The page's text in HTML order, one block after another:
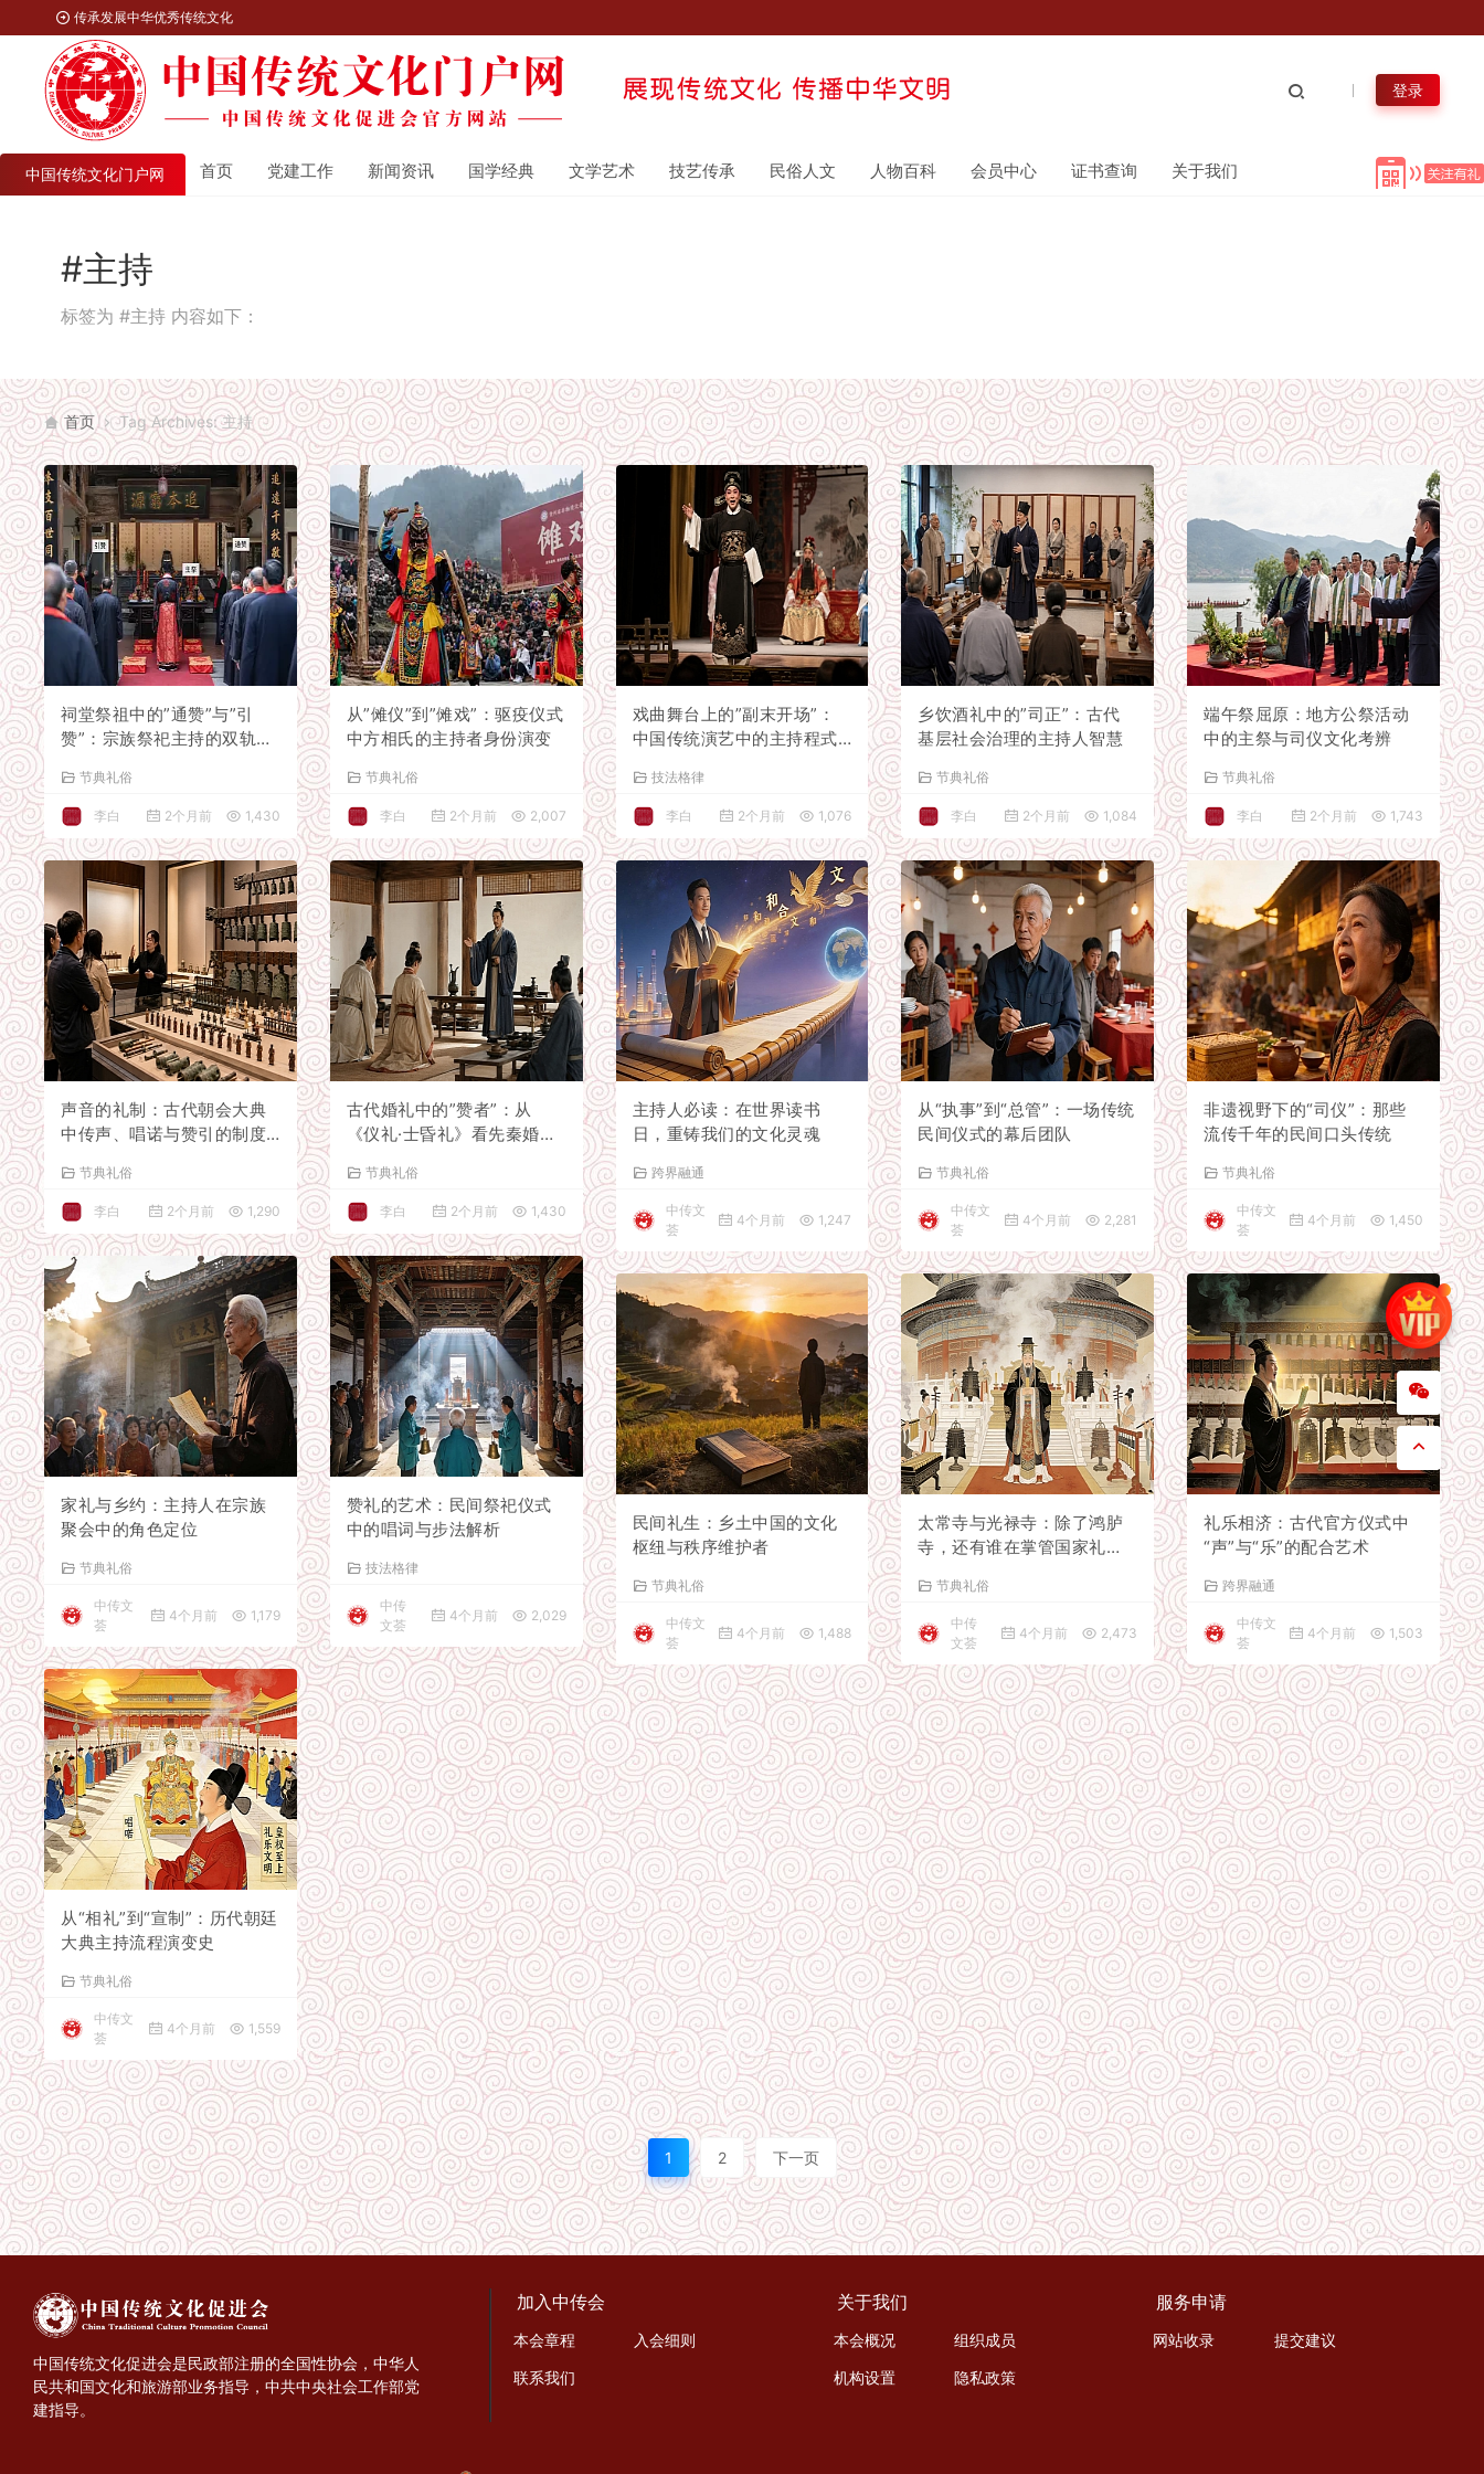
传承发展中华优秀传统文化
登录
中国传统文化门户网 首页 党建工作 新闻资讯 国学经典 文学艺术 技艺传承 民俗人文 人物百科 会员中心 证书查询 关于我们
#主持
标签为 #主持 内容如下：
首页 Tag Archives: 主持
祠堂祭祖中的”通赞”与”引
赞”：宗族祭祀主持的双轨体
节典礼俗
李白 2个月前 1,430
从”傩仪”到”傩戏”：驱疫仪式
中方相氏的主持者身份演变
节典礼俗
李白 2个月前 2,007
戏曲舞台上的”副末开场”：
中国传统演艺中的主持程式
技法格律
李白 2个月前 1,076
乡饮酒礼中的”司正”：古代
基层社会治理的主持人智慧
节典礼俗
李白 2个月前 1,084
端午祭屈原：地方公祭活动
中的主祭与司仪文化考辨
节典礼俗
李白 2个月前 1,743
声音的礼制：古代朝会大典
中传声、唱诺与赞引的制度
节典礼俗
李白 2个月前 1,290
古代婚礼中的”赞者”：从
《仪礼·士昏礼》看先秦婚礼
节典礼俗
李白 2个月前 1,430
主持人必读：在世界读书
日，重铸我们的文化灵魂
跨界融通
中传文
荟
4个月前 1,247
从“执事”到“总管”：一场传统
民间仪式的幕后团队
节典礼俗
中传文
荟
4个月前 2,281
非遗视野下的“司仪”：那些
流传千年的民间口头传统
节典礼俗
中传文
荟
4个月前 1,450
家礼与乡约：主持人在宗族
聚会中的角色定位
节典礼俗
中传文
荟
4个月前 1,179
赞礼的艺术：民间祭祀仪式
中的唱词与步法解析
技法格律
中传
文荟
4个月前 2,029
民间礼生：乡土中国的文化
枢纽与秩序维护者
节典礼俗
中传文
荟
4个月前 1,488
太常寺与光禄寺：除了鸿胪
寺，还有谁在掌管国家礼
节典礼俗
中传
文荟
4个月前 2,473
礼乐相济：古代官方仪式中
“声”与“乐”的配合艺术
跨界融通
中传文
荟
4个月前 1,503
从“相礼”到“宣制”：历代朝廷
大典主持流程演变史
节典礼俗
中传文
荟
4个月前 1,559
1 2 下一页
中国传统文化促进会是民政部注册的全国性协会，中华人
民共和国文化和旅游部业务指导，中共中央社会工作部党
建指导。
加入中传会
本会章程
入会细则
联系我们
关于我们
本会概况
组织成员
机构设置
隐私政策
服务申请
网站收录 提交建议